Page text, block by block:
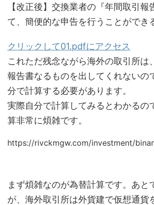
【改正後】交換業者の『年間取引報
て、簡便的な申告を行うことができ
クリックして01.pdfにアクセス
これただ残念ながら海外の取引所は、
報告書なるものを出してくれないの
分で計算する必要があります。
実際自分で計算してみるとわかるの
算非常に煩雑です。
https://rivckmgw.com/investment/
まず煩雑なのが為替計算です。あと
が、海外取引所は外貨建で仮想通貨